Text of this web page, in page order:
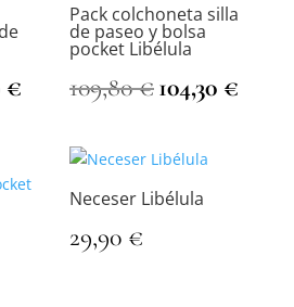
€precio
113,80 €.
Pack colchoneta silla
de paseo y bolsa
pocket Libélula
109,80€ precio
era:
104,30 €
Neceser Libélula
29,90 €